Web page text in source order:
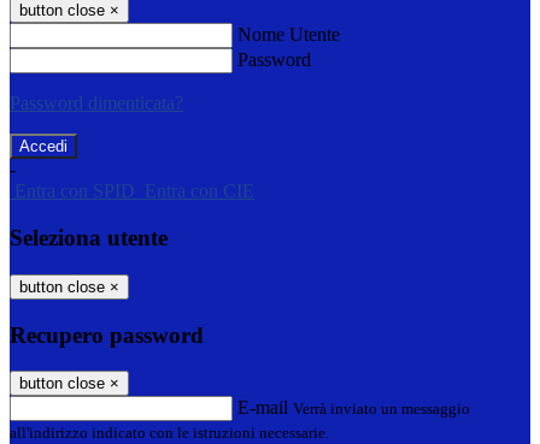
button close ×
Nome Utente
Password
Password dimenticata?
-
Entra con SPID
Entra con CIE
Seleziona utente
button close ×
Recupero password
button close ×
E-mail Verrà inviato un messaggio
all'indirizzo indicato con le istruzioni necessarie.